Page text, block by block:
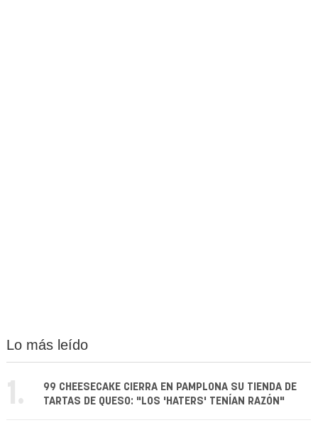
Lo más leído
1.
99 CHEESECAKE CIERRA EN PAMPLONA SU TIENDA DE
TARTAS DE QUESO: "LOS 'HATERS' TENÍAN RAZÓN"